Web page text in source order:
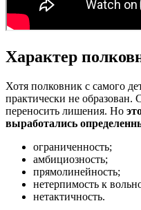
Характер
Хотя полковник с самого
практически не образован.
переносить лишения. Но
выработались
ограниченность;
амбициозность;
прямолинейность;
нетерпимость к
нетактичность.